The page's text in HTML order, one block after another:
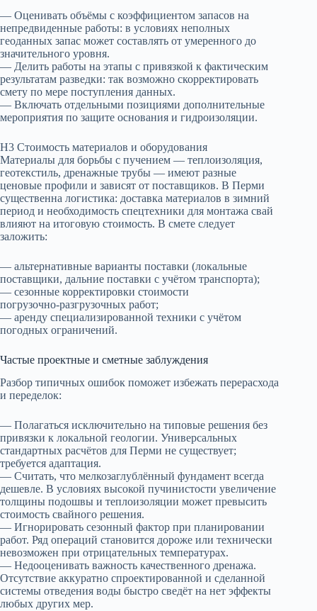
— Оценивать объёмы с коэффициентом запасов на
непредвиденные работы: в условиях неполных
геоданных запас может составлять от умеренного до
значительного уровня.
— Делить работы на этапы с привязкой к фактическим
результатам разведки: так возможно скорректировать
смету по мере поступления данных.
— Включать отдельными позициями дополнительные
мероприятия по защите основания и гидроизоляции.
H3 Стоимость материалов и оборудования
Материалы для борьбы с пучением — теплоизоляция,
геотекстиль, дренажные трубы — имеют разные
ценовые профили и зависят от поставщиков. В Перми
существенна логистика: доставка материалов в зимний
период и необходимость спецтехники для монтажа свай
влияют на итоговую стоимость. В смете следует
заложить:
— альтернативные варианты поставки (локальные
поставщики, дальние поставки с учётом транспорта);
— сезонные корректировки стоимости
погрузочно‑разгрузочных работ;
— аренду специализированной техники с учётом
погодных ограничений.
Частые проектные и сметные заблуждения
Разбор типичных ошибок поможет избежать перерасхода
и переделок:
— Полагаться исключительно на типовые решения без
привязки к локальной геологии. Универсальных
стандартных расчётов для Перми не существует;
требуется адаптация.
— Считать, что мелкозаглублённый фундамент всегда
дешевле. В условиях высокой пучинистости увеличение
толщины подошвы и теплоизоляции может превысить
стоимость свайного решения.
— Игнорировать сезонный фактор при планировании
работ. Ряд операций становится дороже или технически
невозможен при отрицательных температурах.
— Недооценивать важность качественного дренажа.
Отсутствие аккуратно спроектированной и сделанной
системы отведения воды быстро сведёт на нет эффекты
любых других мер.